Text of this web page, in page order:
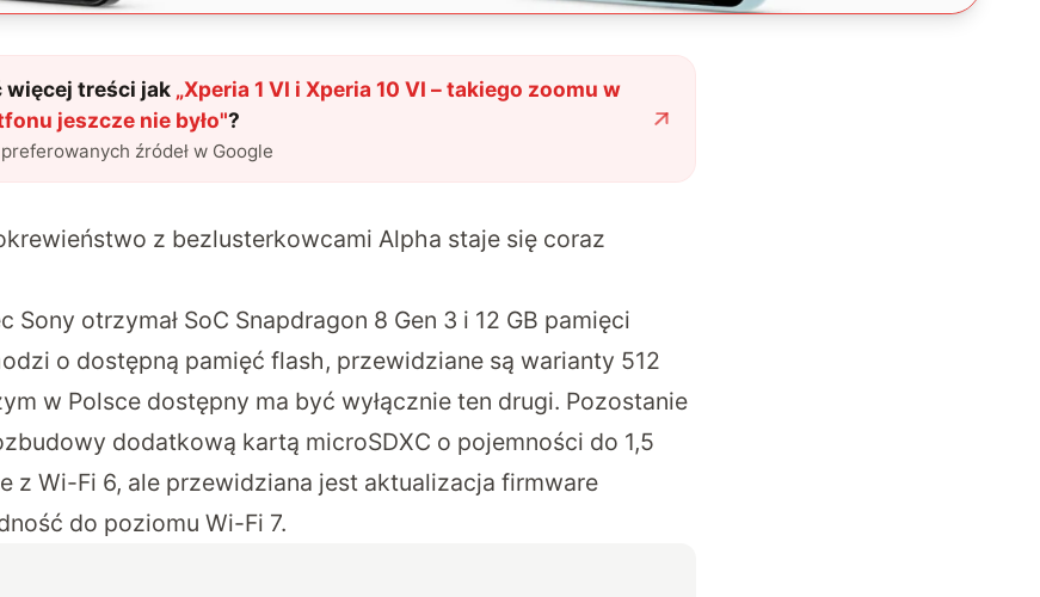
więcej treści jak „Xperia 1 VI i Xperia 10 VI – takiego zoomu w
jeszcze nie było"?
źródeł w Google
z bezlusterkowcami Alpha staje się coraz
otrzymał SoC Snapdragon 8 Gen 3 i 12 GB pamięci
o dostępną pamięć flash, przewidziane są warianty 512
w Polsce dostępny ma być wyłącznie ten drugi. Pozostanie
dodatkową kartą microSDXC o pojemności do 1,5
z Wi-Fi 6, ale przewidziana jest aktualizacja firmware
do poziomu Wi-Fi 7.